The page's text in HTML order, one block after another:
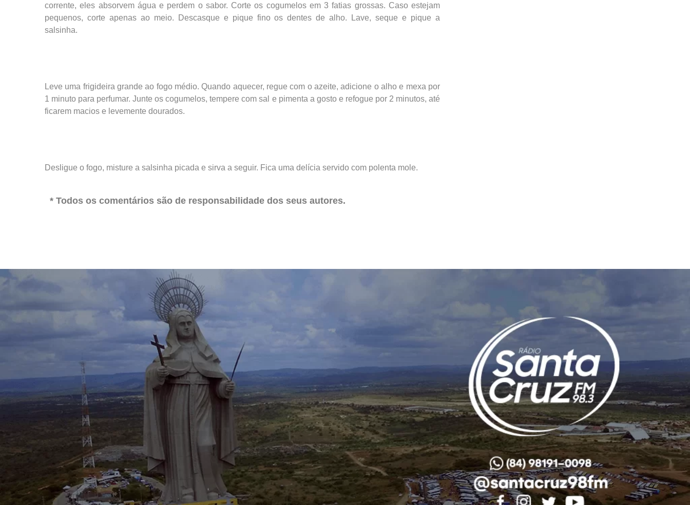
corrente, eles absorvem água e perdem o sabor. Corte os cogumelos em 3 fatias grossas. Caso estejam
pequenos, corte apenas ao meio. Descasque e pique fino os dentes de alho. Lave, seque e pique a
salsinha.
Leve uma frigideira grande ao fogo médio. Quando aquecer, regue com o azeite, adicione o alho e mexa por
1 minuto para perfumar. Junte os cogumelos, tempere com sal e pimenta a gosto e refogue por 2 minutos, até
ficarem macios e levemente dourados.
Desligue o fogo, misture a salsinha picada e sirva a seguir. Fica uma delícia servido com polenta mole.
* Todos os comentários são de responsabilidade dos seus autores.